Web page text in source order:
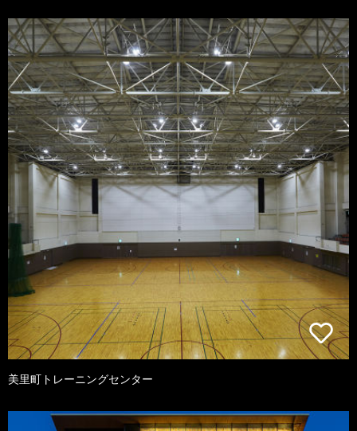
美里町トレーニングセンター